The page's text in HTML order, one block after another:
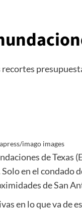
recortes
imago images
de Texas (
en el condado
de San
en lo que va de